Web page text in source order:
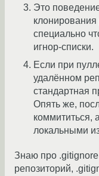
Это
специально
игнор-списки.
Если при
удалённом
стандартная
Опять же,
коммититься,
локальными
Знаю про
репозиторий,